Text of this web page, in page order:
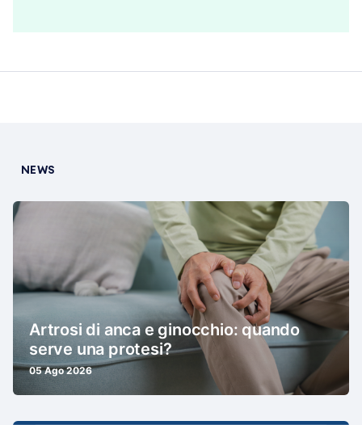
NEWS
Artrosi di anca e ginocchio: quando
serve una protesi?
05 Ago 2026